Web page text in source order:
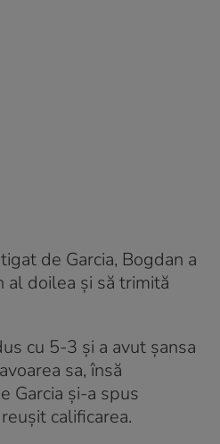
de Garcia, Bogdan a
al doilea și să trimită
cu 5-3 și a avut șansa
sa, însă
Garcia și-a spus
calificarea.